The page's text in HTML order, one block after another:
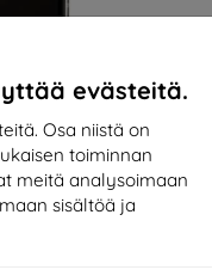
evästeitä.
Osa niistä on
toiminnan
meitä analysoimaan
sisältöä ja